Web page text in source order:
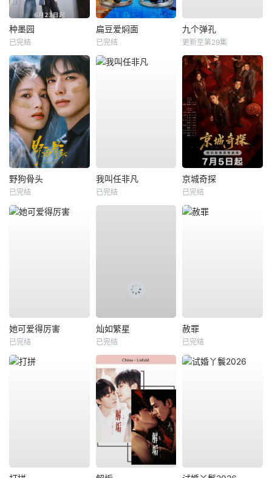
种墨园
已完结
扁豆爱焖面
已完结
九个弹孔
更新至第29集
野狗骨头
已完结
我叫任非凡
已完结
京城奇探
已完结
她可爱得厉害
已完结
灿如繁星
已完结
赦罪
已完结